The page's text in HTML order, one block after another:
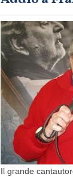
Il grande